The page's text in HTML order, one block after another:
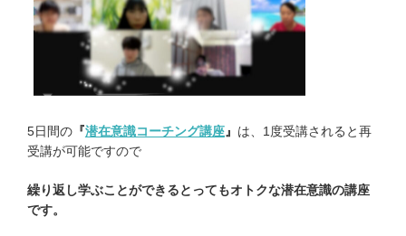
5日間の『潜在意識コーチング講座』 は、1度受講されると再
受講が可能ですので
繰り返し学ぶことができるとってもオトクな潜在意識の講座
です。